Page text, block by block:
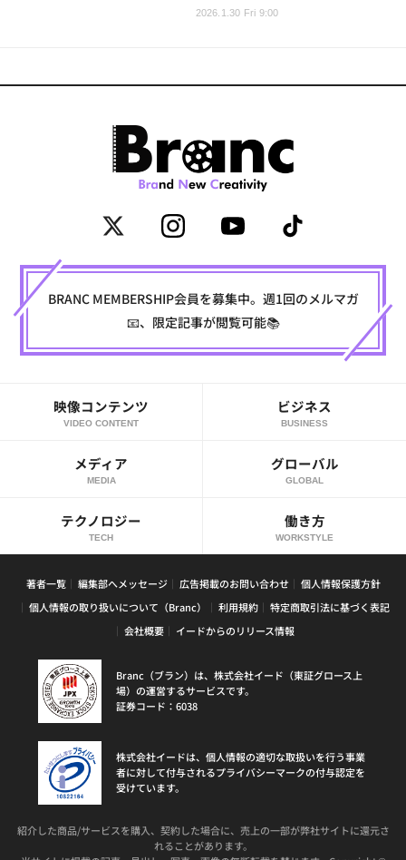
2026.1.30 Fri 9:00
BRANC MEMBERSHIP会員を募集中。週1回のメルマガ
📧、限定記事が閲覧可能📚
映像コンテンツ
VIDEO CONTENT
ビジネス
BUSINESS
メディア
MEDIA
グローバル
GLOBAL
テクノロジー
TECH
働き方
WORKSTYLE
著者一覧 編集部へメッセージ 広告掲載のお問い合わせ
個人情報保護方針
個人情報の取り扱いについて（Branc）
利用規約
特定商取引法に基づく表記
会社概要
イードからのリリース情報
Branc（ブラン）は、株式会社イード（東証グロース上
場）の運営するサービスです。
証券コード：6038
株式会社イードは、個人情報の適切な取扱いを行う事業
者に対して付与されるプライバシーマークの付与認定を
受けています。
紹介した商品/サービスを購入、契約した場合に、売上の一部が弊社サイトに還元さ
れることがあります。